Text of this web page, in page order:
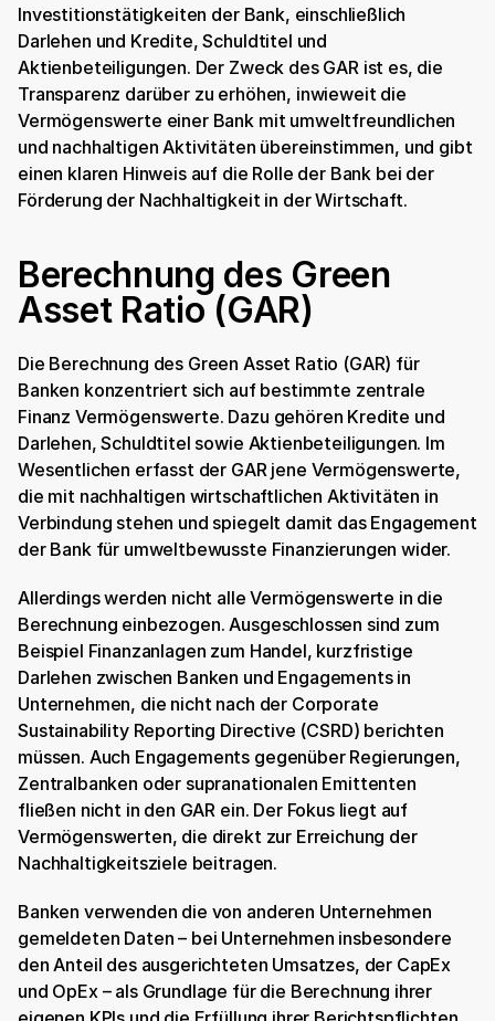
Investitionstätigkeiten der Bank, einschließlich
Darlehen und Kredite, Schuldtitel und
Aktienbeteiligungen. Der Zweck des GAR ist es, die
Transparenz darüber zu erhöhen, inwieweit die
Vermögenswerte einer Bank mit umweltfreundlichen
und nachhaltigen Aktivitäten übereinstimmen, und gibt
einen klaren Hinweis auf die Rolle der Bank bei der
Förderung der Nachhaltigkeit in der Wirtschaft.
Berechnung des Green
Asset Ratio (GAR)
Die Berechnung des Green Asset Ratio (GAR) für
Banken konzentriert sich auf bestimmte zentrale
Finanz Vermögenswerte. Dazu gehören Kredite und
Darlehen, Schuldtitel sowie Aktienbeteiligungen. Im
Wesentlichen erfasst der GAR jene Vermögenswerte,
die mit nachhaltigen wirtschaftlichen Aktivitäten in
Verbindung stehen und spiegelt damit das Engagement
der Bank für umweltbewusste Finanzierungen wider.
Allerdings werden nicht alle Vermögenswerte in die
Berechnung einbezogen. Ausgeschlossen sind zum
Beispiel Finanzanlagen zum Handel, kurzfristige
Darlehen zwischen Banken und Engagements in
Unternehmen, die nicht nach der Corporate
Sustainability Reporting Directive (CSRD) berichten
müssen. Auch Engagements gegenüber Regierungen,
Zentralbanken oder supranationalen Emittenten
fließen nicht in den GAR ein. Der Fokus liegt auf
Vermögenswerten, die direkt zur Erreichung der
Nachhaltigkeitsziele beitragen.
Banken verwenden die von anderen Unternehmen
gemeldeten Daten – bei Unternehmen insbesondere
den Anteil des ausgerichteten Umsatzes, der CapEx
und OpEx – als Grundlage für die Berechnung ihrer